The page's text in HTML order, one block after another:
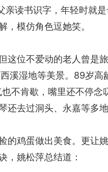
读书识字，年轻时就
模仿角色逗她笑。
这位不爱动的老人曾是
溪湿地等美景。89岁高
不肯歇，嘴里还不停念
去过洞头、永嘉等多
鸡蛋做出美食。更让
，姚松萍总结道：